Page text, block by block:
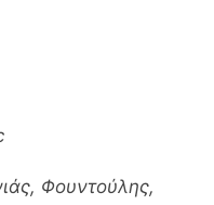
Φουντούλης,